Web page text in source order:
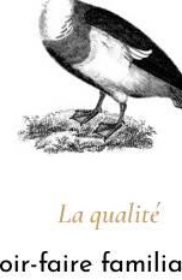
La qualité
faire